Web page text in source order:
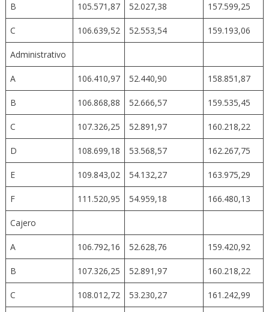
B 105.571,87 52.027,38 157.599,25
C 106.639,52 52.553,54 159.193,06
Administrativo
A 106.410,97 52.440,90 158.851,87
B 106.868,88 52.666,57 159.535,45
C 107.326,25 52.891,97 160.218,22
D 108.699,18 53.568,57 162.267,75
E 109.843,02 54.132,27 163.975,29
F 111.520,95 54.959,18 166.480,13
Cajero
A 106.792,16 52.628,76 159.420,92
B 107.326,25 52.891,97 160.218,22
C 108.012,72 53.230,27 161.242,99